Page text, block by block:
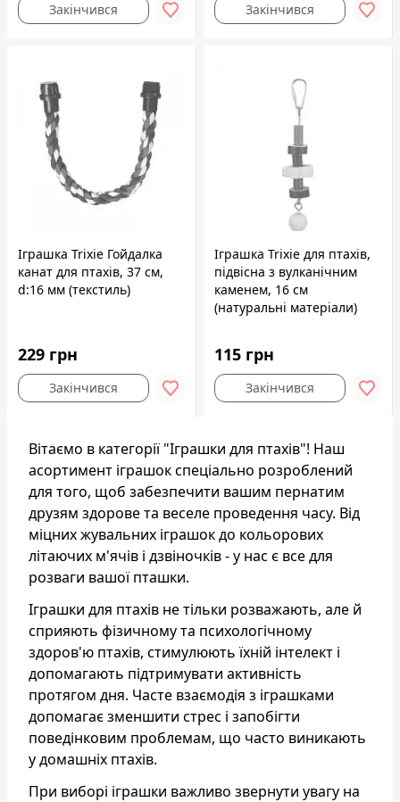
Закінчився Закінчився
Іграшка Trixie Гойдалка
канат для птахів, 37 см,
d:16 мм (текстиль)
229 грн
Закінчився
Іграшка Trixie для птахів,
підвісна з вулканічним
каменем, 16 см
(натуральні матеріали)
115 грн
Закінчився
Вітаємо в категорії "Іграшки для птахів"! Наш
асортимент іграшок спеціально розроблений
для того, щоб забезпечити вашим пернатим
друзям здорове та веселе проведення часу. Від
міцних жувальних іграшок до кольорових
літаючих м'ячів і дзвіночків - у нас є все для
розваги вашої пташки.
Іграшки для птахів не тільки розважають, але й
сприяють фізичному та психологічному
здоров'ю птахів, стимулюють їхній інтелект і
допомагають підтримувати активність
протягом дня. Часте взаємодія з іграшками
допомагає зменшити стрес і запобігти
поведінковим проблемам, що часто виникають
у домашніх птахів.
При виборі іграшки важливо звернути увагу на